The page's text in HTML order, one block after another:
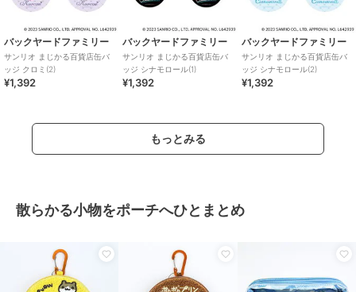
バックヤードファミリー
サンリオ まじかる百貨店缶バ
ッジ クロミ(2)
¥1,392
バックヤードファミリー
サンリオ まじかる百貨店缶バ
ッジ シナモロール(1)
¥1,392
バックヤードファミリー
サンリオ まじかる百貨店缶バ
ッジ シナモロール(2)
¥1,392
もっとみる
散らかる小物をポーチへひとまとめ